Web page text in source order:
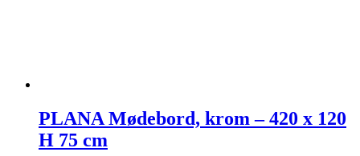
PLANA Mødebord, krom – 420 x 120
H 75 cm